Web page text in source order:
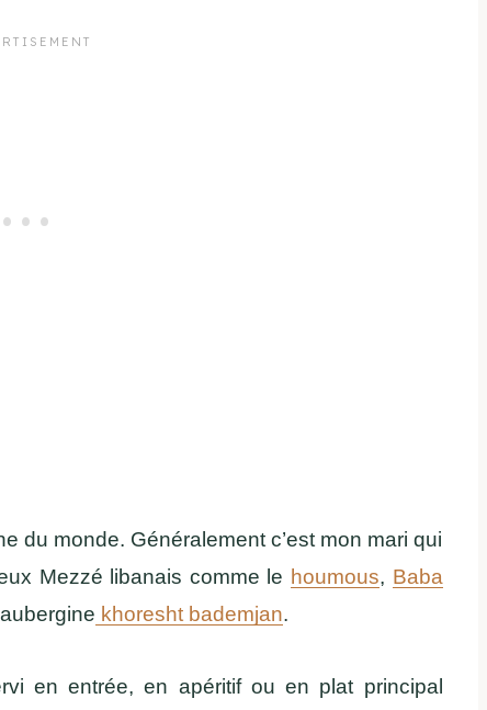
du monde. Généralement c’est mon mari qui
Mezzé libanais comme le houmous, Baba
khoresht bademjan.
en entrée, en apéritif ou en plat principal